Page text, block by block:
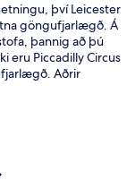
því Leicester
göngufjarlægð. Á
þannig að þú
eru Piccadilly Circus
Aðrir
hve stutt er í
er
er í